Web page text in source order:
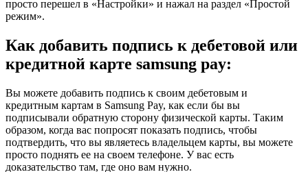
просто перешел в «Настройки» и нажал на раздел «Простой
режим».
Как добавить подпись к дебетовой или
кредитной карте samsung pay:
Вы можете добавить подпись к своим дебетовым и
кредитным картам в Samsung Pay, как если бы вы
подписывали обратную сторону физической карты. Таким
образом, когда вас попросят показать подпись, чтобы
подтвердить, что вы являетесь владельцем карты, вы можете
просто поднять ее на своем телефоне. У вас есть
доказательство там, где оно вам нужно.